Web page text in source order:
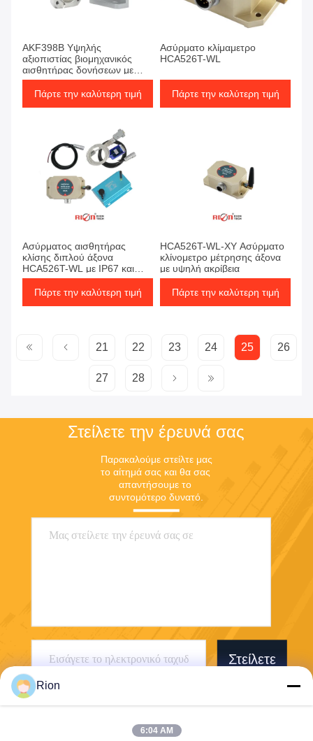
AKF398B Υψηλής
αξιοπιστίας βιομηχανικός
αισθητήρας δονήσεων με
βάση επιταχυντή MEMS
2000Hz
Πάρτε την καλύτερη τιμή
Ασύρματο κλίμαμετρο
HCA526T-WL
Πάρτε την καλύτερη τιμή
Ασύρματος αισθητήρας
κλίσης διπλού άξονα
HCA526T-WL με IP67 και
μακροχρόνια σταθερότητα
Πάρτε την καλύτερη τιμή
HCA526T-WL-XY Ασύρματο
κλίνομετρο μέτρησης άξονα
με υψηλή ακρίβεια
Πάρτε την καλύτερη τιμή
21 22 23 24 25 26
27 28
Στείλετε την έρευνά σας
Παρακαλούμε στείλτε μας
το αίτημά σας και θα σας
απαντήσουμε το
συντομότερο δυνατό.
Στείλετε
Rion
6:04 AM